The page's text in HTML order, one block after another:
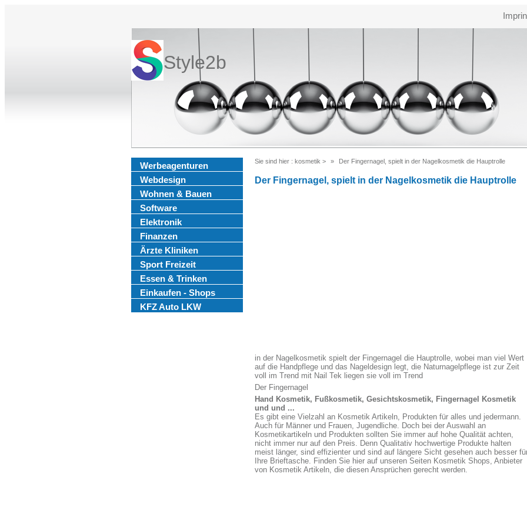
Style2b
Werbeagenturen
Webdesign
Wohnen & Bauen
Software
Elektronik
Finanzen
Ärzte Kliniken
Sport Freizeit
Essen & Trinken
Einkaufen - Shops
KFZ Auto LKW
Sie sind hier : kosmetik > Der Fingernagel, spielt in der Nagelkosmetik die Hauptrolle
Der Fingernagel, spielt in der Nagelkosmetik die Hauptrolle
in der Nagelkosmetik spielt der Fingernagel die Hauptrolle, wobei man viel Wert
auf die Handpflege und das Nageldesign legt, die Naturnagelpflege ist zur Zeit
voll im Trend mit Nail Tek liegen sie voll im Trend
Der Fingernagel
Hand Kosmetik, Fußkosmetik, Gesichtskosmetik, Fingernagel Kosmetik
und und ...
Es gibt eine Vielzahl an Kosmetik Artikeln, Produkten für alles und jedermann.
Auch für Männer und Frauen, Jugendliche. Doch bei der Auswahl an
Kosmetikartikeln und Produkten sollten Sie immer auf hohe Qualität achten,
nicht immer nur auf den Preis. Denn Qualitativ hochwertige Produkte halten
meist länger, sind effizienter und sind auf längere Sicht gesehen auch besser
Ihre Brieftasche. Finden Sie hier auf unseren Seiten Kosmetik Shops, Anbieter
von Kosmetik Artikeln, die diesen Ansprüchen gerecht werden.